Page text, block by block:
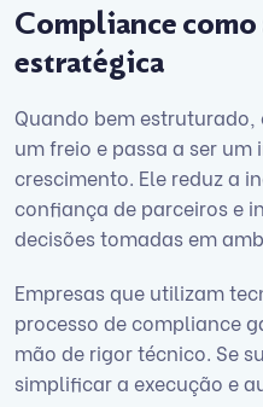
Compliance como
estratégica
Quando bem
um freio e passa a ser
crescimento. Ele reduz a
confiança de parceiros e
decisões tomadas em
Empresas que utilizam
processo de compliance
mão de rigor técnico. Se
simplificar a execução e